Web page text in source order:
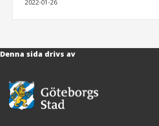
2022-01-26
Denna sida drivs av